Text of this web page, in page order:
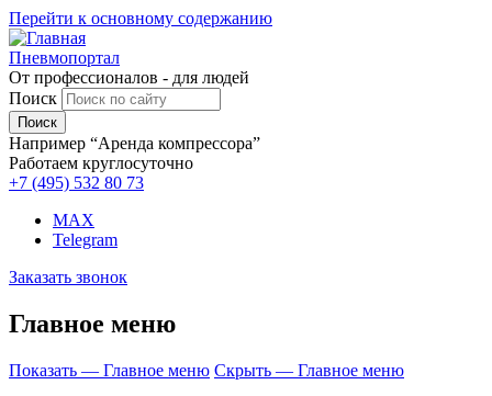
Перейти к основному содержанию
Пневмопортал
От профессионалов - для людей
Поиск
Например “Аренда компрессора”
Работаем круглосуточно
+7 (495) 532 80 73
MAX
Telegram
Заказать звонок
Главное меню
Показать — Главное меню Скрыть — Главное меню